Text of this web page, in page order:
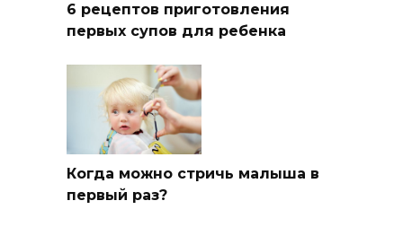
6 рецептов приготовления
первых супов для ребенка
Когда можно стричь малыша в
первый раз?